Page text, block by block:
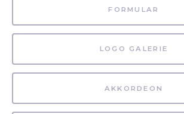
FORMULAR
LOGO GALERIE
AKKORDEON